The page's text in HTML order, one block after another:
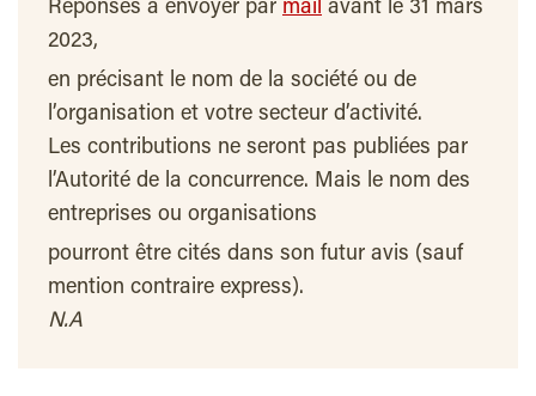
Réponses à envoyer par mail avant le 31 mars
2023,
en précisant le nom de la société ou de
l’organisation et votre secteur d’activité.
Les contributions ne seront pas publiées par
l’Autorité de la concurrence. Mais le nom des
entreprises ou organisations
pourront être cités dans son futur avis (sauf
mention contraire express).
N.A